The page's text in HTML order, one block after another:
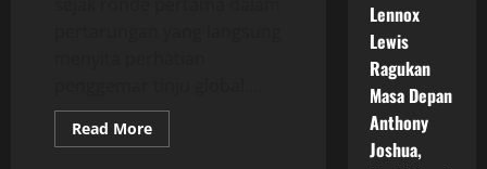
Read MoreRead
more
Lennox
Lewis
Ragukan
Masa Depan
Anthony
Joshua,